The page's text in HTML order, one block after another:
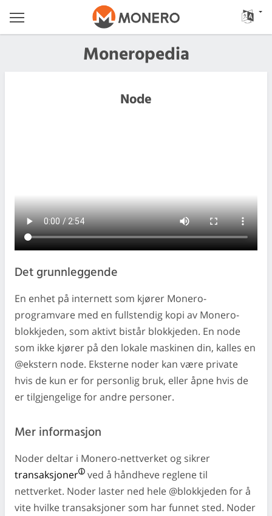
Moneropedia
Node
Det grunnleggende
En enhet på internett som kjører Monero-
programvare med en fullstendig kopi av Monero-
blokkjeden, som aktivt bistår blokkjeden. En node
som ikke kjører på den lokale maskinen din, kalles en
@ekstern node. Eksterne noder kan være private
hvis de kun er for personlig bruk, eller åpne hvis de
er tilgjengelige for andre personer.
Mer informasjon
Noder deltar i Monero-nettverket og sikrer
transaksjoner
ved å håndheve reglene til
nettverket. Noder laster ned hele @blokkjeden for å
vite hvilke transaksjoner som har funnet sted. Noder